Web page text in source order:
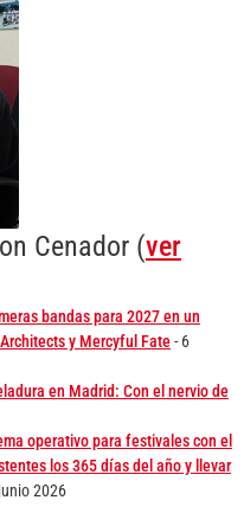
Cenador (ver
bandas para 2027 en un
y Mercyful Fate- 6
en Madrid: Con el nervio de
operativo para festivales con el
los 365 días del año y llevar
2026